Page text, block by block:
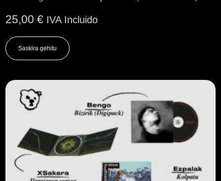
25,00€ IVA Incluido
Saskira gehitu